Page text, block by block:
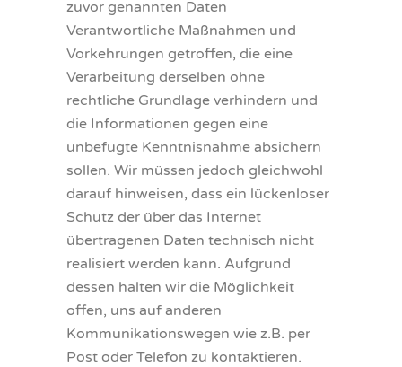
zuvor genannten Daten
Verantwortliche Maßnahmen und
Vorkehrungen getroffen, die eine
Verarbeitung derselben ohne
rechtliche Grundlage verhindern und
die Informationen gegen eine
unbefugte Kenntnisnahme absichern
sollen. Wir müssen jedoch gleichwohl
darauf hinweisen, dass ein lückenloser
Schutz der über das Internet
übertragenen Daten technisch nicht
realisiert werden kann. Aufgrund
dessen halten wir die Möglichkeit
offen, uns auf anderen
Kommunikationswegen wie z.B. per
Post oder Telefon zu kontaktieren.